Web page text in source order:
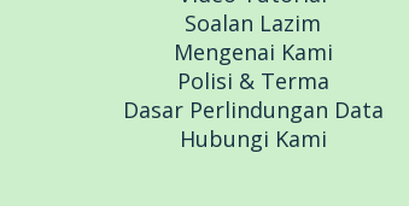
Soalan Lazim
Mengenai Kami
Polisi & Terma
Dasar Perlindungan Data
Hubungi Kami